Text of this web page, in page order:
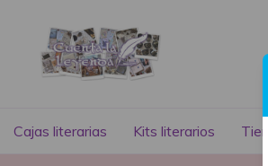
Cajas literarias Kits literarios